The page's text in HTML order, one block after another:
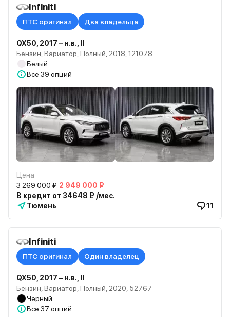
Infiniti
ПТС оригинал Два владельца
QX50, 2017 – н.в., II
Бензин, Вариатор, Полный, 2018, 121078
Белый
Все 39 опций
Цена
3 269 000 ₽ 2 949 000 ₽
В кредит от 34648 ₽ /мес.
Тюмень
11
Infiniti
ПТС оригинал Один владелец
QX50, 2017 – н.в., II
Бензин, Вариатор, Полный, 2020, 52767
Черный
Все 37 опций